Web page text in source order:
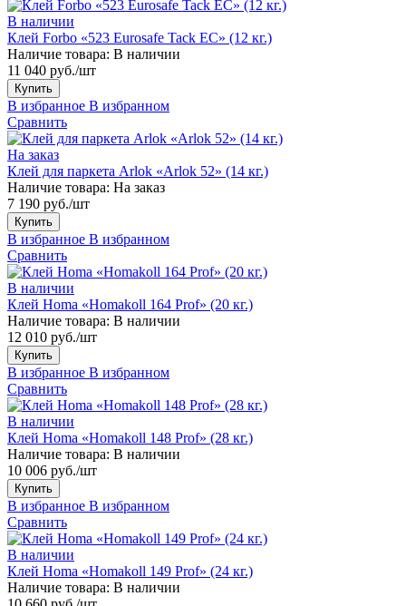
В наличии
Клей Forbo «523 Eurosafe Tack EC» (12 кг.)
Наличие товара: В наличии
11 040 руб./шт
Купить
В избранное В избранном
Сравнить
На заказ
Клей для паркета Arlok «Arlok 52» (14 кг.)
Наличие товара: На заказ
7 190 руб./шт
Купить
В избранное В избранном
Сравнить
В наличии
Клей Homa «Homakoll 164 Prof» (20 кг.)
Наличие товара: В наличии
12 010 руб./шт
Купить
В избранное В избранном
Сравнить
В наличии
Клей Homa «Homakoll 148 Prof» (28 кг.)
Наличие товара: В наличии
10 006 руб./шт
Купить
В избранное В избранном
Сравнить
В наличии
Клей Homa «Homakoll 149 Prof» (24 кг.)
Наличие товара: В наличии